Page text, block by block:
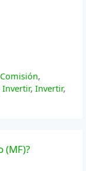
Comisión,
Invertir, Invertir,